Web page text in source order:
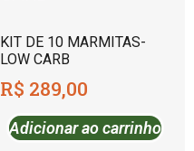
KIT DE 10 MARMITAS-
LOW CARB
R$ 289,00
Adicionar ao carrinho